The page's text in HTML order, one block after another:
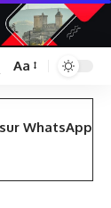
Font
Resizer
Aa
WhatsApp